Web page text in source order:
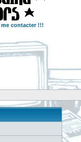
me contacter !!!